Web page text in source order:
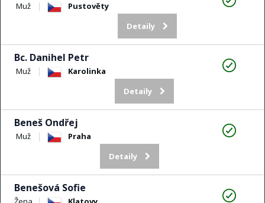
Muž
Pustověty
Detaily
Bc. Danihel Petr
Muž
Karolinka
Detaily
Beneš Ondřej
Muž
Praha
Detaily
Benešová Sofie